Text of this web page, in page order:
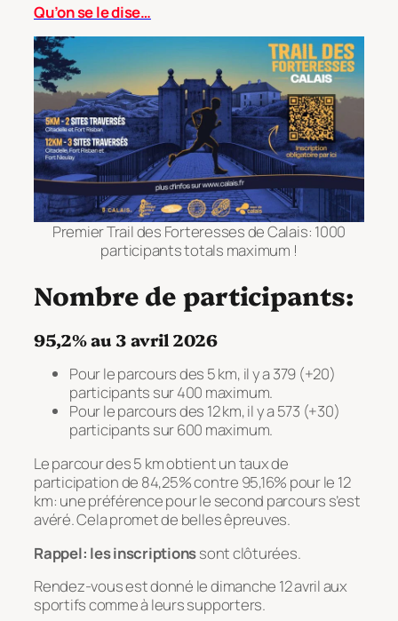
Qu’on se le dise…
Premier Trail des Forteresses de Calais: 1000
participants totals maximum !
Nombre de participants:
95,2% au 3 avril 2026
Pour le parcours des 5 km, il y a 379 (+20)
participants sur 400 maximum.
Pour le parcours des 12 km, il y a 573 (+30)
participants sur 600 maximum.
Le parcour des 5 km obtient un taux de
participation de 84,25% contre 95,16% pour le 12
km: une préférence pour le second parcours s’est
avéré. Cela promet de belles êpreuves.
Rappel: les inscriptionssont clôturées.
Rendez-vous est donné le dimanche 12 avril aux
sportifs comme à leurs supporters.